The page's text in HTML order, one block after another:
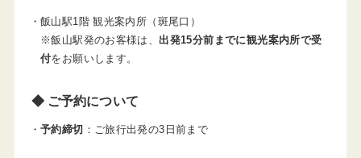
飯山駅1階 観光案内所（斑尾口）
※飯山駅発のお客様は、出発15分前までに観光案内所で受
付をお願いします。
◆ ご予約について
予約締切 ：ご旅行出発の3日前まで